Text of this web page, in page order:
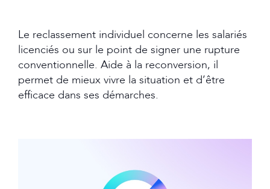
Le reclassement individuel concerne les salariés
licenciés ou sur le point de signer une rupture
conventionnelle. Aide à la reconversion, il
permet de mieux vivre la situation et d’être
efficace dans ses démarches.